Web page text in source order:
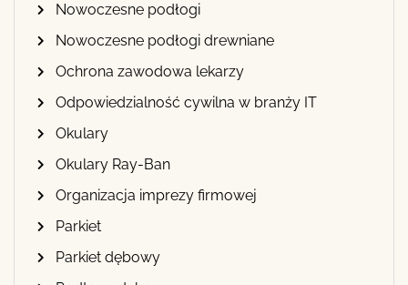
Nowoczesne podłogi
Nowoczesne podłogi drewniane
Ochrona zawodowa lekarzy
Odpowiedzialność cywilna w branży IT
Okulary
Okulary Ray-Ban
Organizacja imprezy firmowej
Parkiet
Parkiet dębowy